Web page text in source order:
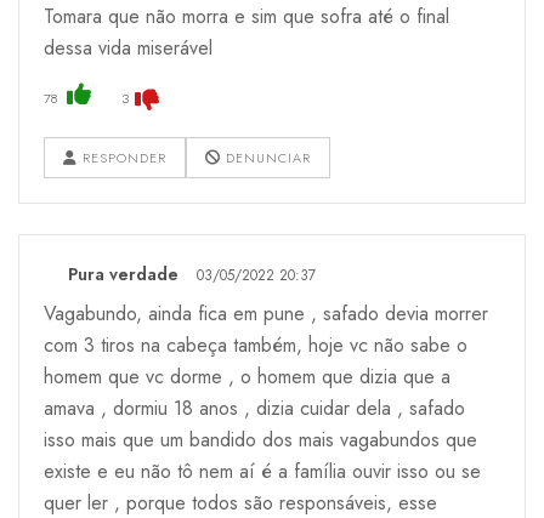
Tomara que não morra e sim que sofra até o final
dessa vida miserável
78 3
RESPONDER DENUNCIAR
Pura verdade 03/05/2022 20:37
Vagabundo, ainda fica em pune , safado devia morrer
com 3 tiros na cabeça também, hoje vc não sabe o
homem que vc dorme , o homem que dizia que a
amava , dormiu 18 anos , dizia cuidar dela , safado
isso mais que um bandido dos mais vagabundos que
existe e eu não tô nem aí é a família ouvir isso ou se
quer ler , porque todos são responsáveis, esse